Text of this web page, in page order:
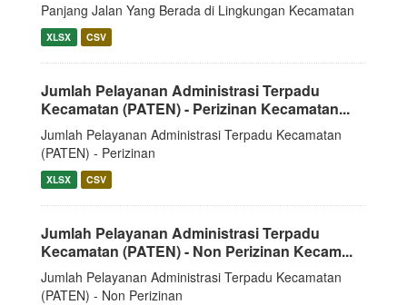
Panjang Jalan Yang Berada di Lingkungan Kecamatan
XLSX CSV
Jumlah Pelayanan Administrasi Terpadu
Kecamatan (PATEN) - Perizinan Kecamatan...
Jumlah Pelayanan Administrasi Terpadu Kecamatan
(PATEN) - Perizinan
XLSX CSV
Jumlah Pelayanan Administrasi Terpadu
Kecamatan (PATEN) - Non Perizinan Kecam...
Jumlah Pelayanan Administrasi Terpadu Kecamatan
(PATEN) - Non Perizinan